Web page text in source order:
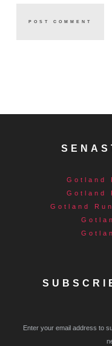
Gotland
Gotland
Gotland
Enter your email address to